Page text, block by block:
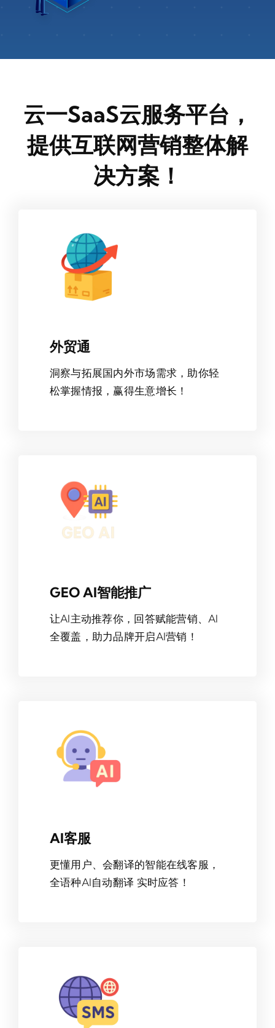
云一SaaS云服务平台，
提供互联网营销整体解
决方案！
外贸通
洞察与拓展国内外市场需求，助你轻
松掌握情报，赢得生意增长！
GEO AI智能推广
让AI主动推荐你，回答赋能营销、AI
全覆盖，助力品牌开启AI营销！
AI客服
更懂用户、会翻译的智能在线客服，
全语种AI自动翻译 实时应答！